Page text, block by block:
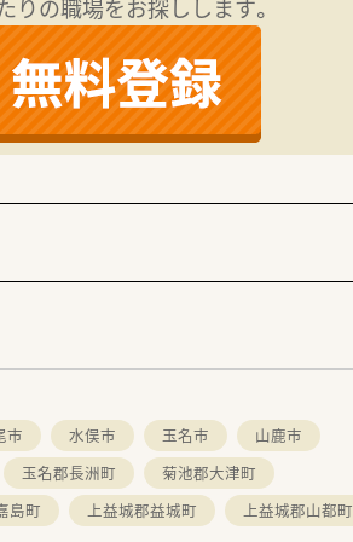
の職場をお探しします。
市 水俣市 玉名市
山鹿市
玉名郡長洲町
菊池郡大津町
島町
上益城郡益城町 上益城郡山都町